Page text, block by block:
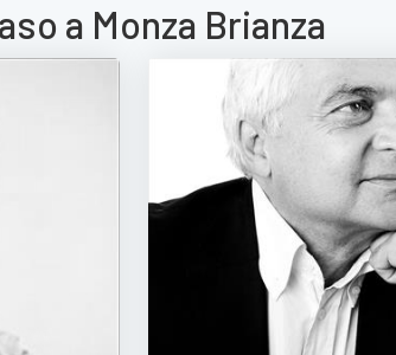
a Monza Brianza